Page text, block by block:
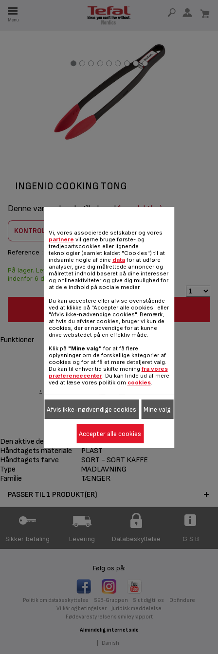
Menu
INGENIO COOKING TONG
Denne vare er kombatilbel med1 produkt(er)
KONTROLLER KOMBABILITET
Reference : K2060714
94,00 DKK
På lager. Leveringen
indenfor 6 dage.
FØJ TIL INDKØBSVOGN
Funktioner
‹
Ingenio cooking tong
Den aktive dels materialeSILIKONE
Håndtagets materiale
PLAST
Håndtagets farve
SORT - SORT KAFFE
Type
MADLAVNING
Familie
TÆNGER
PASSER TIL 1 PRODUKT(ER)
Sikker betaling Levering Databeskyttelse G S B
Følg os på:
Politik om databeskyttelse SEB-Gruppen Slut dig til os
Opfindere
Vilkår og betingelser
Juridisk meddelelse
Fødevarestyrelsens smileyrapport
Almindelig internetside
Danish
Vi, vores associerede selskaber og vores
partnere vil gerne bruge første- og
tredjepartscookies eller lignende
teknologier (samlet kaldet "Cookies") til at
indsamle nogle af dine datafor at udføre
analyser, give dig målrettede annoncer og
målrettet indhold baseret på dine interesser
og onlineaktiviteter og give dig mulighed for
at dele indhold på sociale medier.
Du kan acceptere eller afvise ovenstående
ved at klikke på "Accepter alle cookies" eller
"Afvis ikke-nødvendige cookies". Bemærk,
at hvis du afviser cookies, bruger vi kun de
cookies, der er nødvendige for at kunne
drive webstedet på en effektiv måde.
Klik på "Mine valg" for at få flere
oplysninger om de forskellige kategorier af
cookies og for at få et mere detaljeret valg.
Du kan til enhver tid skifte mening fra vores
præferencecenter. Du kan finde ud af mere
ved at læse vores politik om cookies.
Afvis ikke-nødvendige cookies Mine valg
Accepter alle cookies